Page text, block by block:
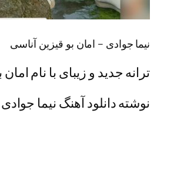
نیما جوادی – امان بو قیزین آناسی
ترانه جدید و زیبای با نام
نوشته دانلود آهنگ نیما